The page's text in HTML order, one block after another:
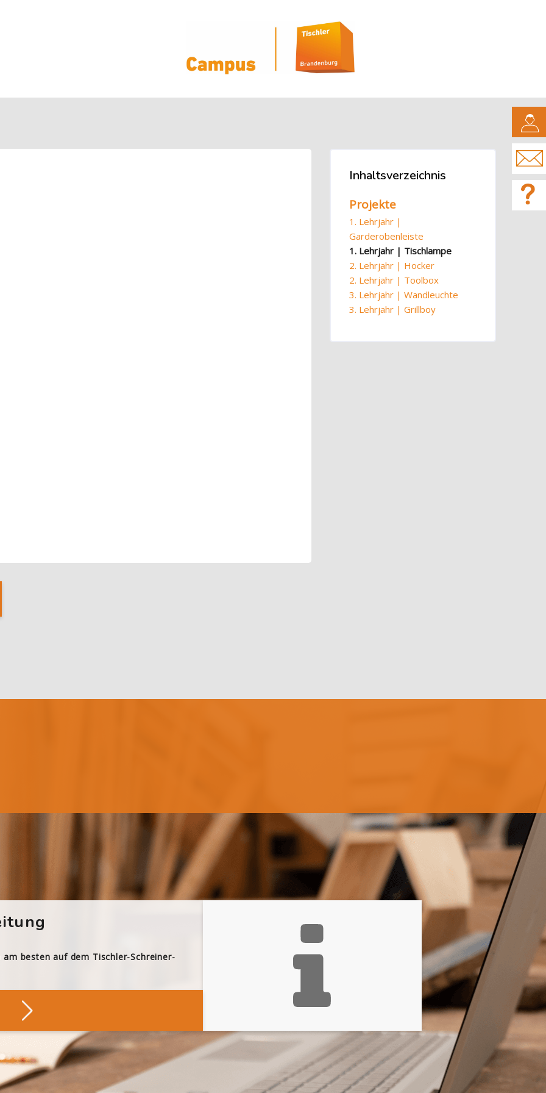
Inhaltsverzeichnis überspringen
Inhaltsverzeichnis
Projekte
1. Lehrjahr |
Garderobenleiste
1. Lehrjahr | Tischlampe
2. Lehrjahr | Hocker
2. Lehrjahr | Toolbox
3. Lehrjahr | Wandleuchte
3. Lehrjahr | Grillboy
besten auf dem Tischler-Schreiner-